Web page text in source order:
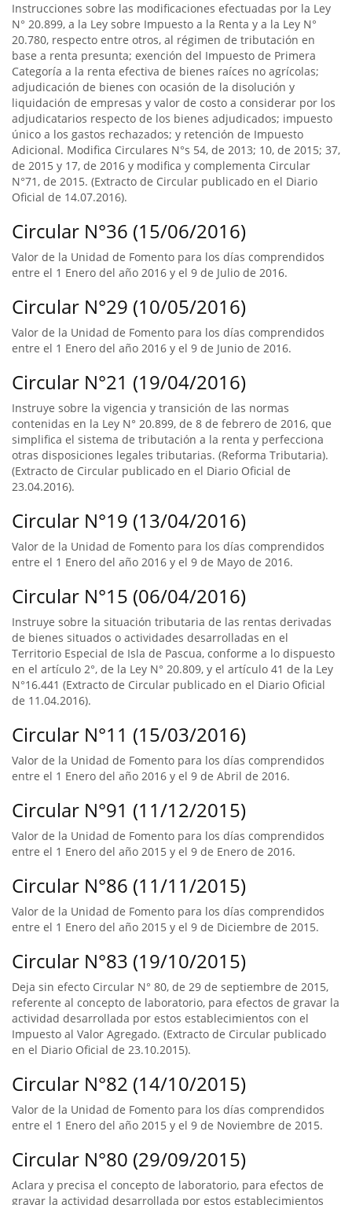
Instrucciones sobre las modificaciones efectuadas por la Ley
N° 20.899, a la Ley sobre Impuesto a la Renta y a la Ley N°
20.780, respecto entre otros, al régimen de tributación en
base a renta presunta; exención del Impuesto de Primera
Categoría a la renta efectiva de bienes raíces no agrícolas;
adjudicación de bienes con ocasión de la disolución y
liquidación de empresas y valor de costo a considerar por los
adjudicatarios respecto de los bienes adjudicados; impuesto
único a los gastos rechazados; y retención de Impuesto
Adicional. Modifica Circulares N°s 54, de 2013; 10, de 2015; 37,
de 2015 y 17, de 2016 y modifica y complementa Circular
N°71, de 2015. (Extracto de Circular publicado en el Diario
Oficial de 14.07.2016).
Circular N°36 (15/06/2016)
Valor de la Unidad de Fomento para los días comprendidos
entre el 1 Enero del año 2016 y el 9 de Julio de 2016.
Circular N°29 (10/05/2016)
Valor de la Unidad de Fomento para los días comprendidos
entre el 1 Enero del año 2016 y el 9 de Junio de 2016.
Circular N°21 (19/04/2016)
Instruye sobre la vigencia y transición de las normas
contenidas en la Ley N° 20.899, de 8 de febrero de 2016, que
simplifica el sistema de tributación a la renta y perfecciona
otras disposiciones legales tributarias. (Reforma Tributaria).
(Extracto de Circular publicado en el Diario Oficial de
23.04.2016).
Circular N°19 (13/04/2016)
Valor de la Unidad de Fomento para los días comprendidos
entre el 1 Enero del año 2016 y el 9 de Mayo de 2016.
Circular N°15 (06/04/2016)
Instruye sobre la situación tributaria de las rentas derivadas
de bienes situados o actividades desarrolladas en el
Territorio Especial de Isla de Pascua, conforme a lo dispuesto
en el artículo 2°, de la Ley N° 20.809, y el artículo 41 de la Ley
N°16.441 (Extracto de Circular publicado en el Diario Oficial
de 11.04.2016).
Circular N°11 (15/03/2016)
Valor de la Unidad de Fomento para los días comprendidos
entre el 1 Enero del año 2016 y el 9 de Abril de 2016.
Circular N°91 (11/12/2015)
Valor de la Unidad de Fomento para los días comprendidos
entre el 1 Enero del año 2015 y el 9 de Enero de 2016.
Circular N°86 (11/11/2015)
Valor de la Unidad de Fomento para los días comprendidos
entre el 1 Enero del año 2015 y el 9 de Diciembre de 2015.
Circular N°83 (19/10/2015)
Deja sin efecto Circular N° 80, de 29 de septiembre de 2015,
referente al concepto de laboratorio, para efectos de gravar la
actividad desarrollada por estos establecimientos con el
Impuesto al Valor Agregado. (Extracto de Circular publicado
en el Diario Oficial de 23.10.2015).
Circular N°82 (14/10/2015)
Valor de la Unidad de Fomento para los días comprendidos
entre el 1 Enero del año 2015 y el 9 de Noviembre de 2015.
Circular N°80 (29/09/2015)
Aclara y precisa el concepto de laboratorio, para efectos de
gravar la actividad desarrollada por estos establecimientos